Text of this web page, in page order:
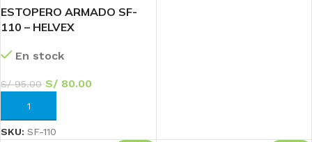
ESTOPERO ARMADO SF-
110 – HELVEX
En stock
S/95.00 S/ 80.00
AÑADIR AL CARRITO
SKU: SF-110